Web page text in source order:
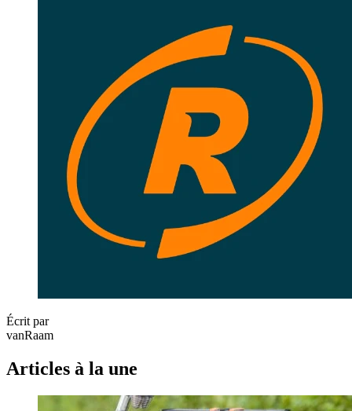
Écrit par
vanRaam
Articles à la une